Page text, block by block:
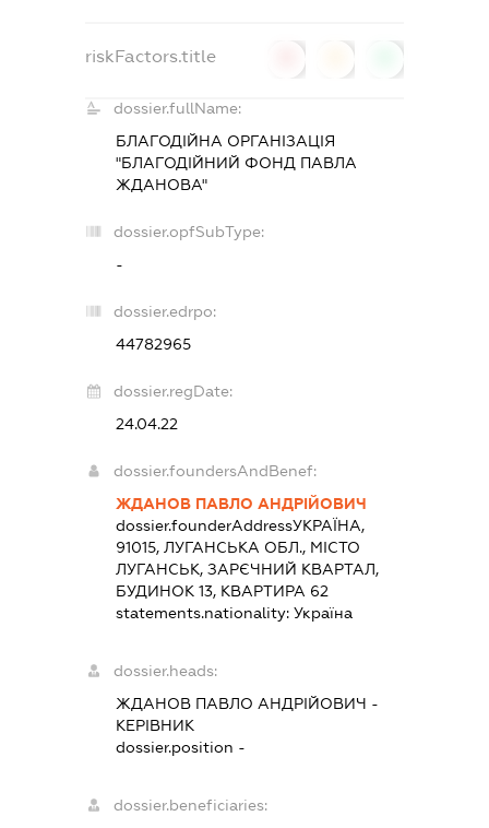
riskFactors.title
dossier.fullName:
БЛАГОДІЙНА ОРГАНІЗАЦІЯ
"БЛАГОДІЙНИЙ ФОНД ПАВЛА
ЖДАНОВА"
dossier.opfSubType:
-
dossier.edrpo:
44782965
dossier.regDate:
24.04.22
dossier.foundersAndBenef:
ЖДАНОВ ПАВЛО АНДРІЙОВИЧ
dossier.founderAddressУКРАЇНА,
91015, ЛУГАНСЬКА ОБЛ., МІСТО
ЛУГАНСЬК, ЗАРЄЧНИЙ КВАРТАЛ,
БУДИНОК 13, КВАРТИРА 62
statements.nationality:Україна
dossier.heads:
ЖДАНОВ ПАВЛО АНДРІЙОВИЧ -
КЕРІВНИК
dossier.position -
dossier.beneficiaries: